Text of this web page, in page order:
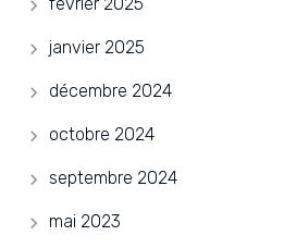
janvier 2025
décembre 2024
octobre 2024
septembre 2024
mai 2023